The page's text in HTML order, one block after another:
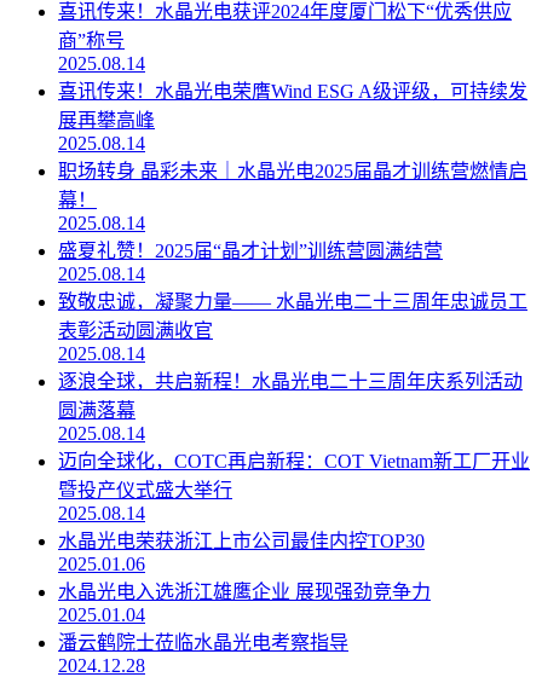
喜讯传来！水晶光电获评2024年度厦门松下“优秀供应
商”称号
2025.08.14
喜讯传来！水晶光电荣膺Wind ESG A级评级，可持续发
展再攀高峰
2025.08.14
职场转身 晶彩未来｜水晶光电2025届晶才训练营燃情启
幕！
2025.08.14
盛夏礼赞！2025届“晶才计划”训练营圆满结营
2025.08.14
致敬忠诚，凝聚力量—— 水晶光电二十三周年忠诚员工
表彰活动圆满收官
2025.08.14
逐浪全球，共启新程！水晶光电二十三周年庆系列活动
圆满落幕
2025.08.14
迈向全球化，COTC再启新程：COT Vietnam新工厂开业
暨投产仪式盛大举行
2025.08.14
水晶光电荣获浙江上市公司最佳内控TOP30
2025.01.06
水晶光电入选浙江雄鹰企业 展现强劲竞争力
2025.01.04
潘云鹤院士莅临水晶光电考察指导
2024.12.28